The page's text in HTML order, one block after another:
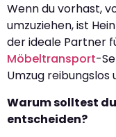
Wenn du vorhast,
umzuziehen, ist
der ideale Partner
Möbeltransport-
Umzug
Warum solltest
entscheiden?